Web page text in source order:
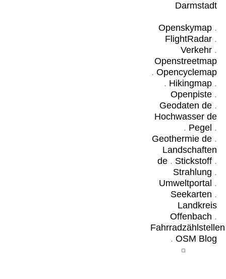
Darmstadt
Openskymap.
FlightRadar.
Verkehr.
Openstreetmap
. Opencyclemap
. Hikingmap.
Openpiste.
Geodaten de.
Hochwasser de
. Pegel .
Geothermie de.
Landschaften
de. Stickstoff.
Strahlung .
Umweltportal .
Seekarten .
Landkreis
Offenbach .
Fahrradzählstellen
. OSM Blog